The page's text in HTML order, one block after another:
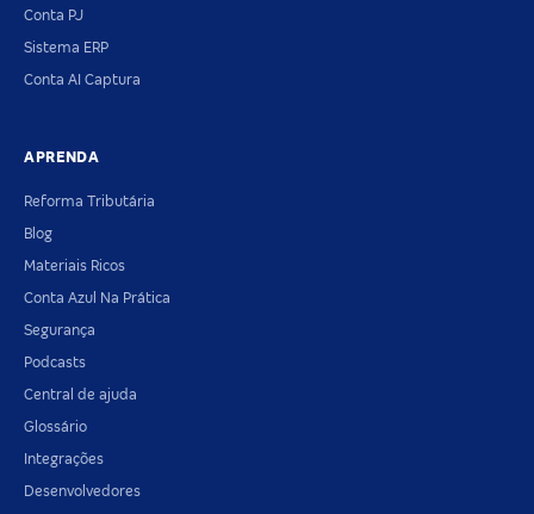
Conta PJ
Sistema ERP
Conta AI Captura
APRENDA
Reforma Tributária
Blog
Materiais Ricos
Conta Azul Na Prática
Segurança
Podcasts
Central de ajuda
Glossário
Integrações
Desenvolvedores